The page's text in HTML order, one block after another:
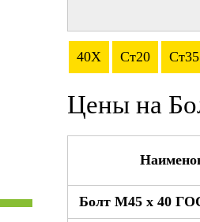
40Х Ст20 Ст35
Цены на
Болт М45 x 40